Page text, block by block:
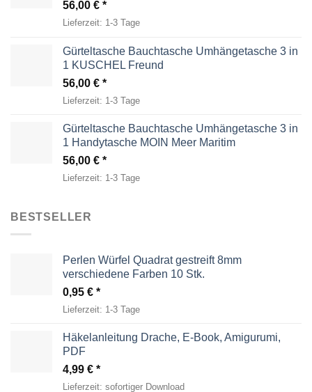
56,00 €
Lieferzeit: 1-3 Tage
Gürteltasche Bauchtasche Umhängetasche 3 in
1 KUSCHEL Freund
56,00 €
Lieferzeit: 1-3 Tage
Gürteltasche Bauchtasche Umhängetasche 3 in
1 Handytasche MOIN Meer Maritim
56,00 €
Lieferzeit: 1-3 Tage
BESTSELLER
Perlen Würfel Quadrat gestreift 8mm
verschiedene Farben 10 Stk.
0,95 €
Lieferzeit: 1-3 Tage
Häkelanleitung Drache, E-Book, Amigurumi,
PDF
4,99 €
Lieferzeit: sofortiger Download